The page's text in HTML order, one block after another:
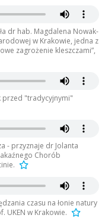
dr hab. Magdalena Nowak-
w Krakowie, jedna z
zagrożenie kleszczami”,
przed "tradycyjnymi"
- przyznaje dr Jolanta
Chorób
czasu na łonie natury
UKEN w Krakowie.